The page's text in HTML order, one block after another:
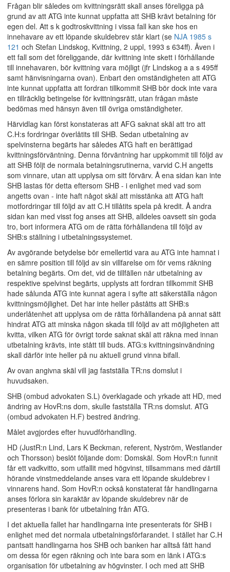
Frågan blir således om kvittningsrätt skall anses föreligga på
grund av att ATG inte kunnat uppfatta att SHB krävt betalning för
egen del. Att s k godtroskvittning i vissa fall kan ske hos en
innehavare av ett löpande skuldebrev står klart (se NJA 1985 s
121 och Stefan Lindskog, Kvittning, 2 uppl, 1993 s 634ff). Även i
ett fall som det föreliggande, där kvittning inte skett i förhållande
till innehavaren, bör kvittning vara möjligt (jfr Lindskog a a s 495ff
samt hänvisningarna ovan). Enbart den omständigheten att ATG
inte kunnat uppfatta att fordran tillkommit SHB bör dock inte vara
en tillräcklig betingelse för kvittningsrätt, utan frågan måste
bedömas med hänsyn även till övriga omständigheter.
Härvidlag kan först konstateras att AFG saknat skäl att tro att
C.H:s fordringar överlåtits till SHB. Sedan utbetalning av
spelvinsterna begärts har således ATG haft en berättigad
kvittningsförväntning. Denna förväntning har uppkommit till följd av
att SHB följt de normala betalningsrutinerna, varvid C.H angetts
som vinnare, utan att upplysa om sitt förvärv. Å ena sidan kan inte
SHB lastas för detta eftersom SHB - i enlighet med vad som
angetts ovan - inte haft något skäl att misstänka att ATG haft
motfordringar till följd av att C.H tillåtits spela på kredit. Å andra
sidan kan med visst fog anses att SHB, alldeles oavsett sin goda
tro, bort informera ATG om de rätta förhållandena till följd av
SHB:s ställning i utbetalningssystemet.
Av avgörande betydelse bör emellertid vara au ATG inte hamnat i
en sämre position till följd av sin villfarelse om för vems räkning
betalning begärts. Om det, vid de tillfällen när utbetalning av
respektive spelvinst begärts, upplysts att fordran tillkommit SHB
hade sålunda ATG inte kunnat agera i syfte att säkerställa någon
kvittningsmöjlighet. Det har inte heller påståtts att SHB:s
underlåtenhet att upplysa om de rätta förhållandena på annat sätt
hindrat ATG att minska någon skada till följd av att möjligheten att
kvitta, vilken ATG för övrigt torde saknat skäl att räkna med innan
utbetalning krävts, inte stått till buds. ATG:s kvittningsinvändning
skall därför inte heller på nu aktuell grund vinna bifall.
Av ovan angivna skäl vill jag fastställa TR:ns domslut i
huvudsaken.
SHB (ombud advokaten S.L) överklagade och yrkade att HD, med
ändring av HovR:ns dom, skulle fastställa TR:ns domslut. ATG
(ombud advokaten H.F) bestred ändring.
Målet avgjordes efter huvudförhandling.
HD (JustR:n Lind, Lars K Beckman, referent, Nyström, Westlander
och Thorsson) beslöt följande dom: Domskäl. Som HovR:n funnit
får ett vadkvitto, som utfallit med högvinst, tillsammans med därtill
hörande vinstmeddelande anses vara ett löpande skuldebrev i
vinnarens hand. Som HovR:n också konstaterat får handlingarna
anses förlora sin karaktär av löpande skuldebrev när de
presenteras i bank för utbetalning från ATG.
I det aktuella fallet har handlingarna inte presenterats för SHB i
enlighet med det normala utbetalningsförfarandet. I stället har C.H
pantsatt handlingarna hos SHB och banken har alltså fått hand
om dessa för egen räkning och inte bara som en länk i ATG:s
organisation för utbetalning av högvinster. I och med att SHB